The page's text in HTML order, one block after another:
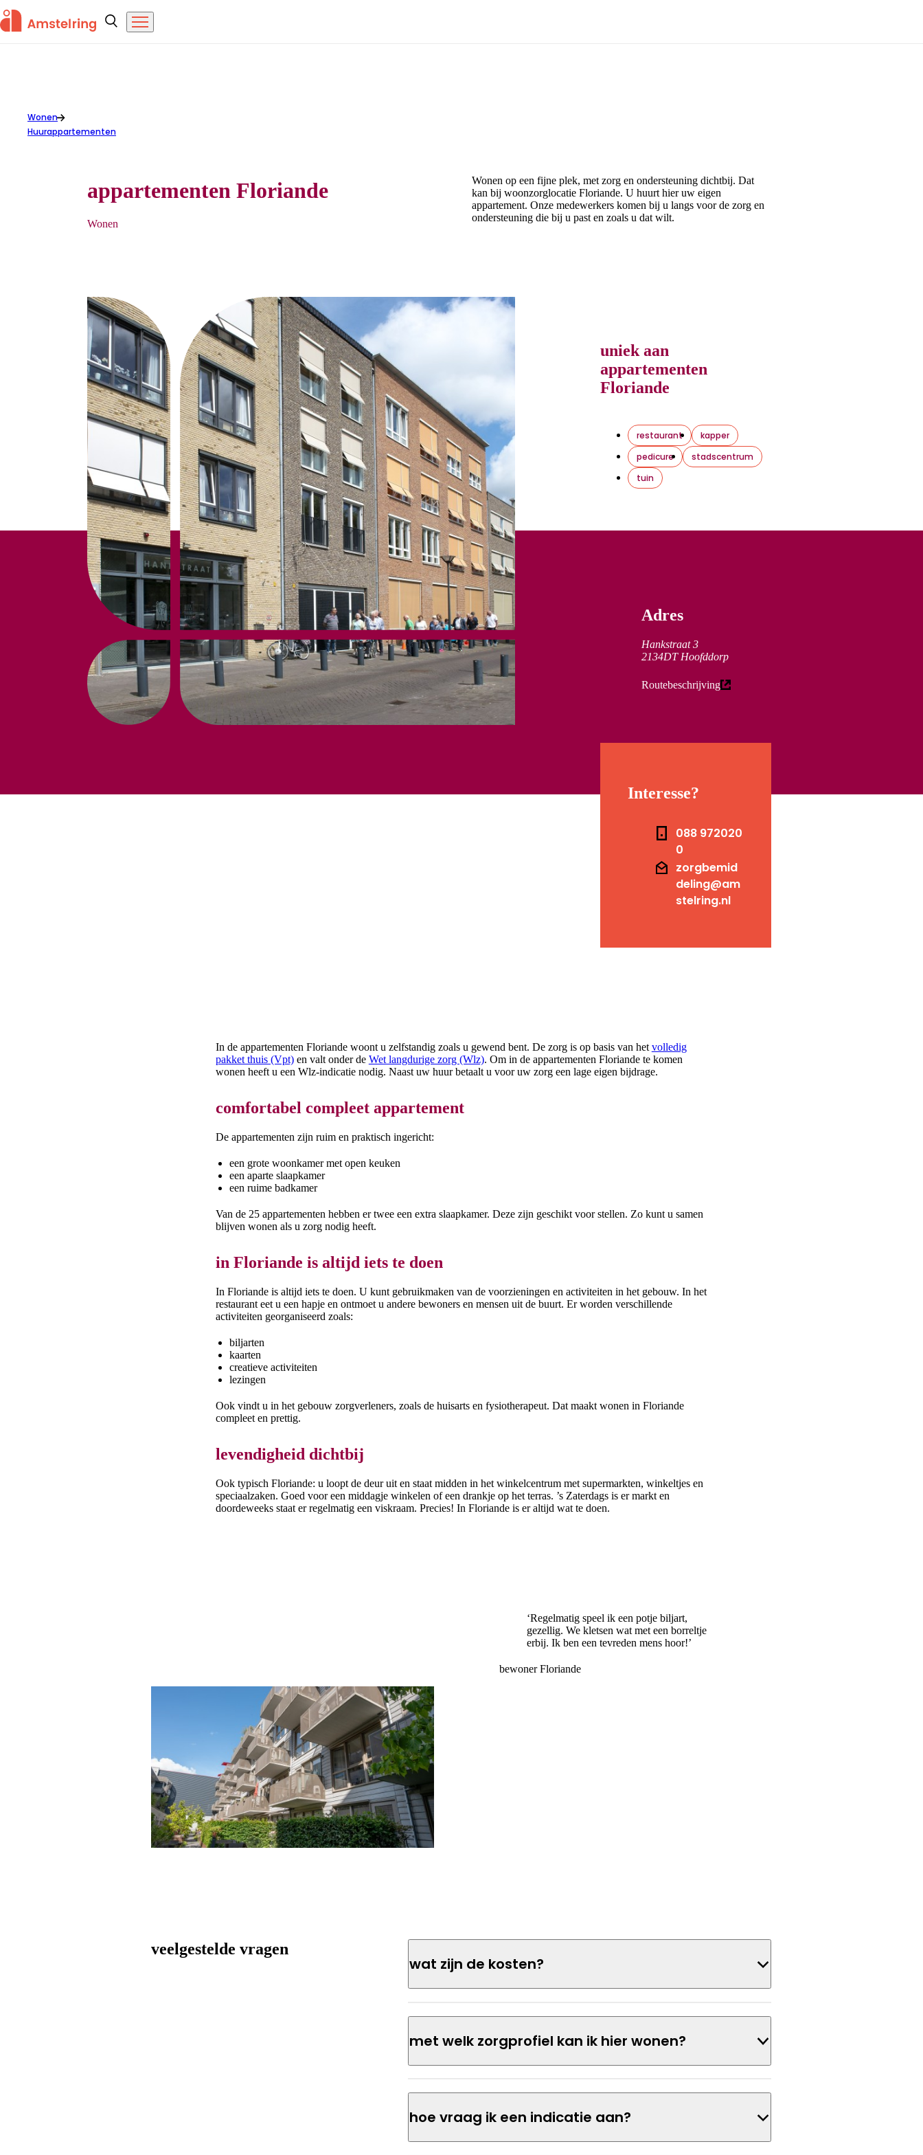
Overslaan en naar de inhoud gaan
Amstelring
ZoekenMenu
Wonen
Huurappartementen
appartementen Floriande
appartementen Floriande
Wonen
Wonen op een fijne plek, met zorg en ondersteuning dichtbij. Dat
kan bij woonzorglocatie Floriande. U huurt hier uw eigen
appartement. Onze medewerkers komen bij u langs voor de zorg en
ondersteuning die bij u past en zoals u dat wilt.
uniek aan
appartementen
Floriande
restaurant
kapper
pedicure
stadscentrum
tuin
Adres
Hankstraat 3
2134DT Hoofddorp
Routebeschrijving
(externe link)
Interesse?
Telefoonnummer
088 972020
0
E-mail
zorgbemid
deling@am
stelring.nl
In de appartementen Floriande woont u zelfstandig zoals u gewend bent. De zorg is op basis van hetvolledig
pakket thuis (Vpt)en valt onder de Wet langdurige zorg (Wlz). Om in de appartementen Floriande te komen
wonen heeft u een Wlz-indicatie nodig. Naast uw huur betaalt u voor uw zorg een lage eigen bijdrage.
comfortabel compleet appartement
De appartementen zijn ruim en praktisch ingericht:
een grote woonkamer met open keuken
een aparte slaapkamer
een ruime badkamer
Van de 25 appartementen hebben er twee een extra slaapkamer. Deze zijn geschikt voor stellen. Zo kunt u samen
blijven wonen als u zorg nodig heeft.
in Floriande is altijd iets te doen
In Floriande is altijd iets te doen. U kunt gebruikmaken van de voorzieningen en activiteiten in het gebouw. In het
restaurant eet u een hapje en ontmoet u andere bewoners en mensen uit de buurt. Er worden verschillende
activiteiten georganiseerd zoals:
biljarten
kaarten
creatieve activiteiten
lezingen
Ook vindt u in het gebouw zorgverleners, zoals de huisarts en fysiotherapeut. Dat maakt wonen in Floriande
compleet en prettig.
levendigheid dichtbij
Ook typisch Floriande: u loopt de deur uit en staat midden in het winkelcentrum met supermarkten, winkeltjes en
speciaalzaken. Goed voor een middagje winkelen of een drankje op het terras. ’s Zaterdags is er markt en
doordeweeks staat er regelmatig een viskraam. Precies! In Floriande is er altijd wat te doen.
‘Regelmatig speel ik een potje biljart,
gezellig. We kletsen wat met een borreltje
erbij. Ik ben een tevreden mens hoor!’
bewoner Floriande
veelgestelde vragen
wat zijn de kosten?
met welk zorgprofiel kan ik hier wonen?
hoe vraag ik een indicatie aan?